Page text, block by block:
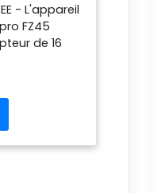
- Noir
- L'appareil
FZ45
de 16
pour des
- L'objectif
est équipé
4x,